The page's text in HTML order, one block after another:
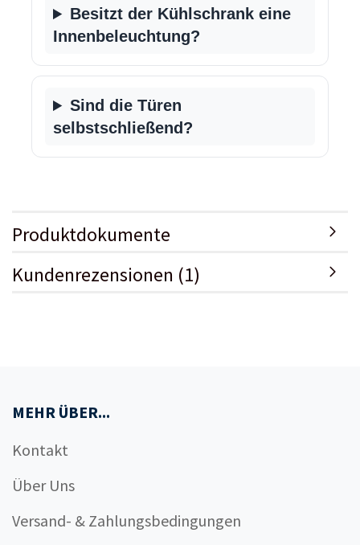
Besitzt der Kühlschrank eine
Innenbeleuchtung?
Sind die Türen
selbstschließend?
Produktdokumente
Kundenrezensionen (1)
MEHR ÜBER...
Kontakt
Über Uns
Versand- & Zahlungsbedingungen